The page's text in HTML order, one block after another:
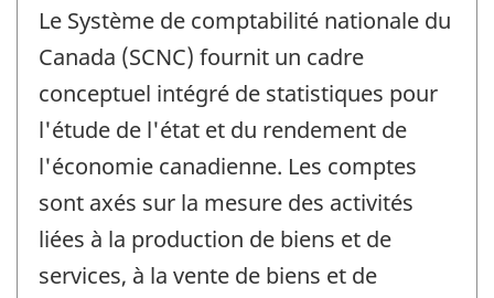
Le Système de comptabilité nationale du
Canada (SCNC) fournit un cadre
conceptuel intégré de statistiques pour
l'étude de l'état et du rendement de
l'économie canadienne. Les comptes
sont axés sur la mesure des activités
liées à la production de biens et de
services, à la vente de biens et de